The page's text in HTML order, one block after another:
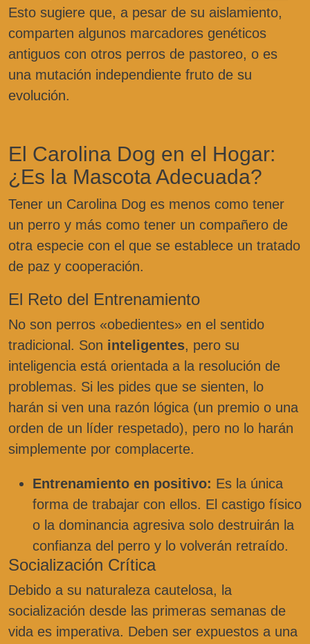
Esto sugiere que, a pesar de su aislamiento,
comparten algunos marcadores genéticos
antiguos con otros perros de pastoreo, o es
una mutación independiente fruto de su
evolución.
El Carolina Dog en el Hogar:
¿Es la Mascota Adecuada?
Tener un Carolina Dog es menos como tener
un perro y más como tener un compañero de
otra especie con el que se establece un tratado
de paz y cooperación.
El Reto del Entrenamiento
No son perros «obedientes» en el sentido
tradicional. Son inteligentes, pero su
inteligencia está orientada a la resolución de
problemas. Si les pides que se sienten, lo
harán si ven una razón lógica (un premio o una
orden de un líder respetado), pero no lo harán
simplemente por complacerte.
Entrenamiento en positivo: Es la única
forma de trabajar con ellos. El castigo físico
o la dominancia agresiva solo destruirán la
confianza del perro y lo volverán retraído.
Socialización Crítica
Debido a su naturaleza cautelosa, la
socialización desde las primeras semanas de
vida es imperativa. Deben ser expuestos a una